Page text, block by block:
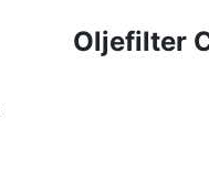
Oljefilter